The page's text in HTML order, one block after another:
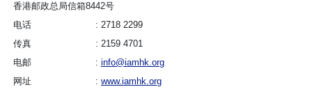
香港邮政总局信箱8442号
电话
2718 2299
传真
2159 4701
电邮
info@iamhk.org
网址
www.iamhk.org